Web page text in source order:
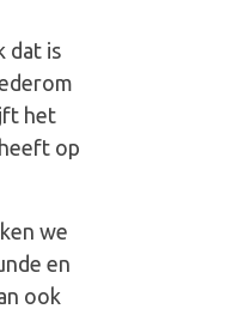
dat is
het
op
we
en
ook